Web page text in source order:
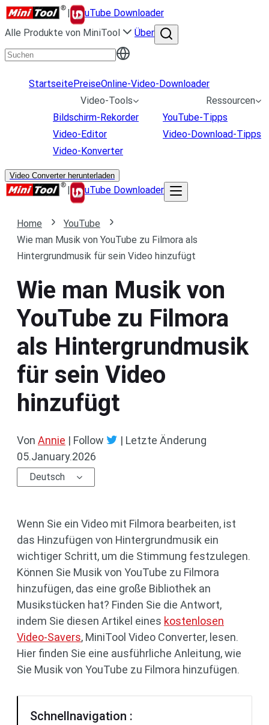
|
uTube Downloader
Alle Produkte von MiniTool
Über
StartseitePreiseOnline-Video-Downloader
Video-Tools
Bildschirm-Rekorder
Video-Editor
Video-Konverter
Ressourcen
YouTube-Tipps
Video-Download-Tipps
Video Converter herunterladen
| uTube Downloader
Home
YouTube
Wie man Musik von YouTube zu Filmora als
Hintergrundmusik für sein Video hinzufügt
Wie man Musik von
YouTube zu Filmora
als Hintergrundmusik
für sein Video
hinzufügt
Von Annie | Follow | Letzte Änderung
05.January.2026
Deutsch
Wenn Sie ein Video mit Filmora bearbeiten, ist
das Hinzufügen von Hintergrundmusik ein
wichtiger Schritt, um die Stimmung festzulegen.
Können Sie Musik von YouTube zu Filmora
hinzufügen, das eine große Bibliothek an
Musikstücken hat? Finden Sie die Antwort,
indem Sie diesen Artikel eines kostenlosen
Video-Savers, MiniTool Video Converter, lesen.
Hier finden Sie eine ausführliche Anleitung, wie
Sie Musik von YouTube zu Filmora hinzufügen.
Schnellnavigation :